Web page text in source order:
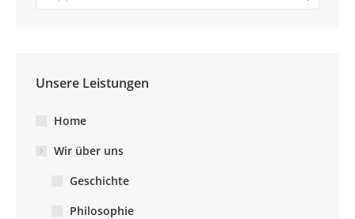
Unsere Leistungen
Home
Wir über uns
Geschichte
Philosophie